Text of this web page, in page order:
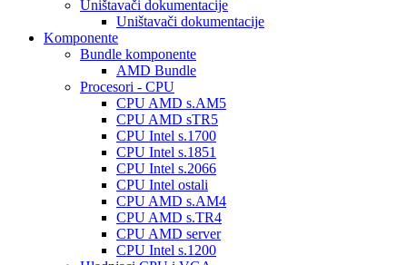
Uništavači dokumentacije
Uništavači dokumentacije
Komponente
Bundle komponente
AMD Bundle
Procesori - CPU
CPU AMD s.AM5
CPU AMD sTR5
CPU Intel s.1700
CPU Intel s.1851
CPU Intel s.2066
CPU Intel ostali
CPU AMD s.AM4
CPU AMD s.TR4
CPU AMD server
CPU Intel s.1200